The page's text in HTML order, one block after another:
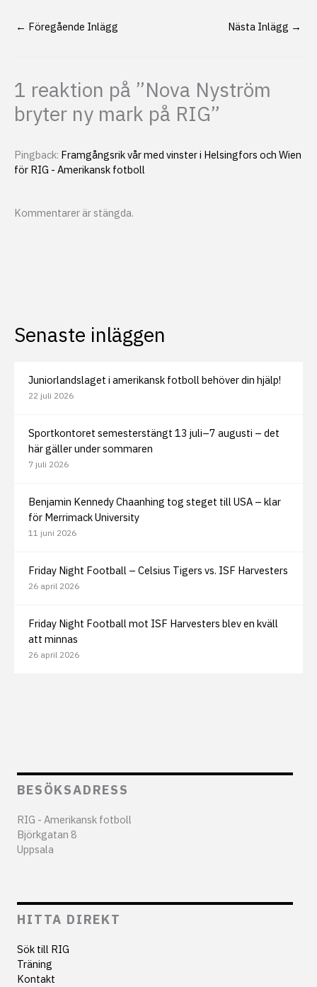
← Föregående Inlägg Nästa Inlägg →
1 reaktion på ”Nova Nyström
bryter ny mark på RIG”
Pingback: Framgångsrik vår med vinster i Helsingfors och Wien
för RIG - Amerikansk fotboll
Kommentarer är stängda.
Senaste inläggen
Juniorlandslaget i amerikansk fotboll behöver din hjälp!
22 juli 2026
Sportkontoret semesterstängt 13 juli–7 augusti – det
här gäller under sommaren
7 juli 2026
Benjamin Kennedy Chaanhing tog steget till USA – klar
för Merrimack University
11 juni 2026
Friday Night Football – Celsius Tigers vs. ISF Harvesters
26 april 2026
Friday Night Football mot ISF Harvesters blev en kväll
att minnas
26 april 2026
BESÖKSADRESS
RIG - Amerikansk fotboll
Björkgatan 8
Uppsala
HITTA DIREKT
Sök till RIG
Träning
Kontakt